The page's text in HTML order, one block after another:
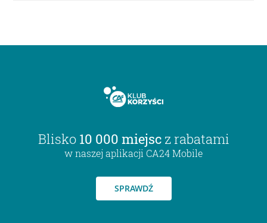
Blisko 10 000 miejsc z rabatami
w naszej aplikacji CA24 Mobile
SPRAWDŹ